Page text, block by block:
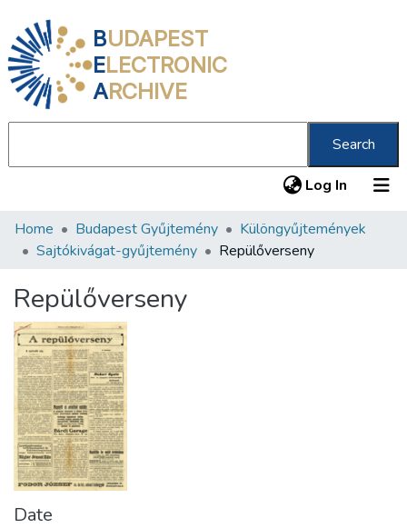
BUDAPEST
ELECTRONIC
ARCHIVE
Search
Log In (current)
Communities & Collections
Statistics
About us
Home Budapest Gyűjtemény
Különgyűjtemények
Sajtókivágat-gyűjtemény
Repülőverseny
Repülőverseny
Date